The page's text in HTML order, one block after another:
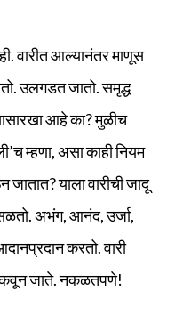
वारीत आल्यानंतर माणूस
उलगडत जातो. समृद्ध
आहे का? मुळीच
म्हणा, असा काही नियम
याला वारीची जादू
अभंग, आनंद, उर्जा,
करतो. वारी
जाते. नकळतपणे!